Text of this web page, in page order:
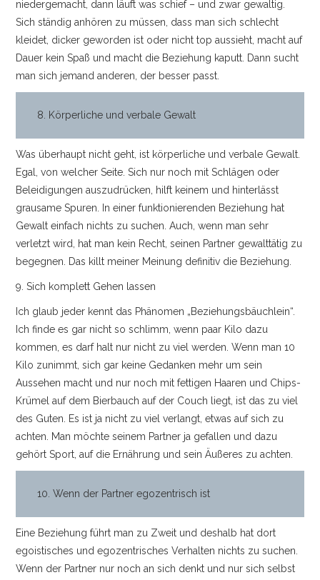
niedergemacht, dann läuft was schief – und zwar gewaltig.
Sich ständig anhören zu müssen, dass man sich schlecht
kleidet, dicker geworden ist oder nicht top aussieht, macht auf
Dauer kein Spaß und macht die Beziehung kaputt. Dann sucht
man sich jemand anderen, der besser passt.
8. Körperliche und verbale Gewalt
Was überhaupt nicht geht, ist körperliche und verbale Gewalt.
Egal, von welcher Seite. Sich nur noch mit Schlägen oder
Beleidigungen auszudrücken, hilft keinem und hinterlässt
grausame Spuren. In einer funktionierenden Beziehung hat
Gewalt einfach nichts zu suchen. Auch, wenn man sehr
verletzt wird, hat man kein Recht, seinen Partner gewalttätig zu
begegnen. Das killt meiner Meinung definitiv die Beziehung.
9. Sich komplett Gehen lassen
Ich glaub jeder kennt das Phänomen „Beziehungsbäuchlein“.
Ich finde es gar nicht so schlimm, wenn paar Kilo dazu
kommen, es darf halt nur nicht zu viel werden. Wenn man 10
Kilo zunimmt, sich gar keine Gedanken mehr um sein
Aussehen macht und nur noch mit fettigen Haaren und Chips-
Krümel auf dem Bierbauch auf der Couch liegt, ist das zu viel
des Guten. Es ist ja nicht zu viel verlangt, etwas auf sich zu
achten. Man möchte seinem Partner ja gefallen und dazu
gehört Sport, auf die Ernährung und sein Äußeres zu achten.
10. Wenn der Partner egozentrisch ist
Eine Beziehung führt man zu Zweit und deshalb hat dort
egoistisches und egozentrisches Verhalten nichts zu suchen.
Wenn der Partner nur noch an sich denkt und nur sich selbst